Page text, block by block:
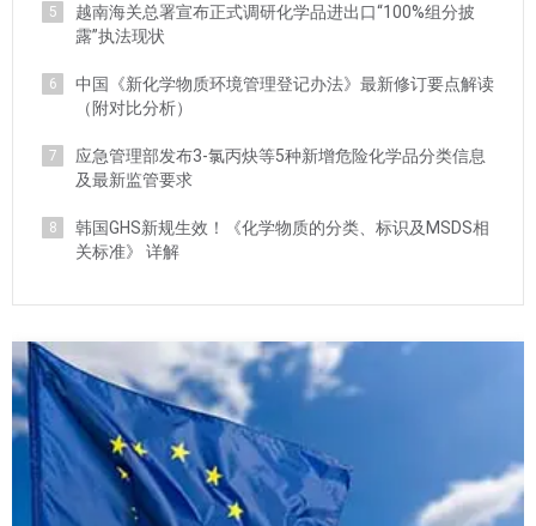
5
越南海关总署宣布正式调研化学品进出口“100%组分披
露”执法现状
6
中国《新化学物质环境管理登记办法》最新修订要点解读
（附对比分析）
7
应急管理部发布3-氯丙炔等5种新增危险化学品分类信息
及最新监管要求
8
韩国GHS新规生效！《化学物质的分类、标识及MSDS相
关标准》 详解